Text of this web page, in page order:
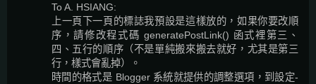
To A. HSIANG:
上一頁下一頁的標誌我預設是這樣放的，如果你要改順
序，請修改程式碼 generatePostLink() 函式裡第三、
四、五行的順序（不是單純搬來搬去就好，尤其是第三
行，樣式會亂掉）。
時間的格式是 Blogger 系統就提供的調整選項，到設定-